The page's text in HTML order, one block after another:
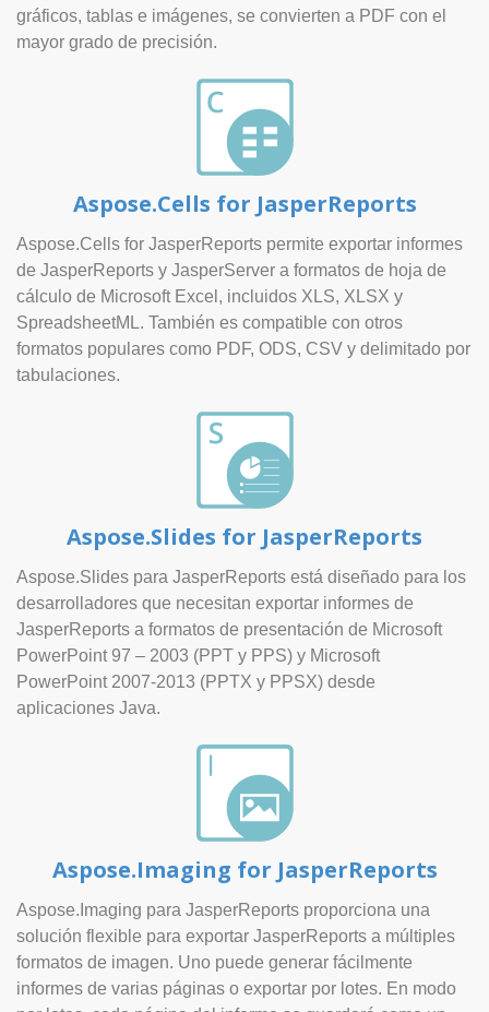
gráficos, tablas e imágenes, se convierten a PDF con el
mayor grado de precisión.
Aspose.Cells for JasperReports
Aspose.Cells for JasperReports permite exportar informes
de JasperReports y JasperServer a formatos de hoja de
cálculo de Microsoft Excel, incluidos XLS, XLSX y
SpreadsheetML. También es compatible con otros
formatos populares como PDF, ODS, CSV y delimitado por
tabulaciones.
Aspose.Slides for JasperReports
Aspose.Slides para JasperReports está diseñado para los
desarrolladores que necesitan exportar informes de
JasperReports a formatos de presentación de Microsoft
PowerPoint 97 – 2003 (PPT y PPS) y Microsoft
PowerPoint 2007-2013 (PPTX y PPSX) desde
aplicaciones Java.
Aspose.Imaging for JasperReports
Aspose.Imaging para JasperReports proporciona una
solución flexible para exportar JasperReports a múltiples
formatos de imagen. Uno puede generar fácilmente
informes de varias páginas o exportar por lotes. En modo